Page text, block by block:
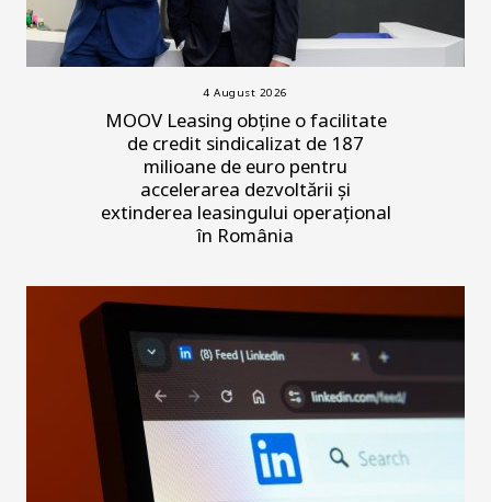
4 August 2026
MOOV Leasing obține o facilitate
de credit sindicalizat de 187
milioane de euro pentru
accelerarea dezvoltării și
extinderea leasingului operațional
în România